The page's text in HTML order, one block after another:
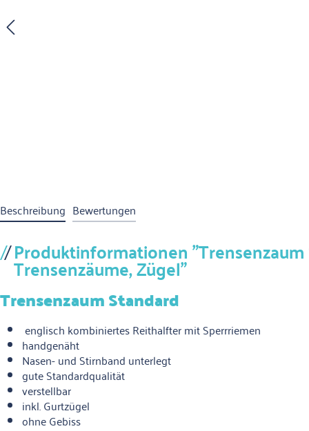
Beschreibung Bewertungen
Produktinformationen "Trensenzaum
Trensenzäume, Zügel"
Trensenzaum Standard
englisch kombiniertes Reithalfter mit Sperrriemen
handgenäht
Nasen- und Stirnband unterlegt
gute Standardqualität
verstellbar
inkl. Gurtzügel
ohne Gebiss